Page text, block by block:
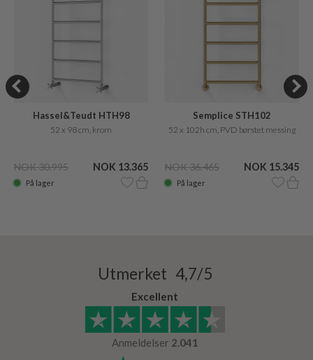
Hassel&Teudt HTH98
52 x 98 cm, krom
NOK 30.995 NOK 13.365
På lager
Semplice STH102
52 x 102h cm, PVD børstet messing
NOK 36.465 NOK 15.345
På lager
Utmerket 4,7/5
Excellent
Anmeldelser 2.041